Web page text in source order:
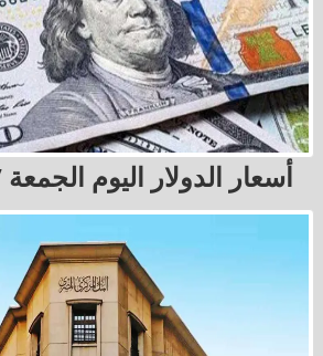
أسعار الدولار اليوم الجمعة 7 أغسطس